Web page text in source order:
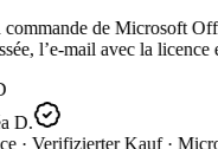
de Microsoft
l’e-mail avec la licence
D.
· Verifizierter Kauf ·